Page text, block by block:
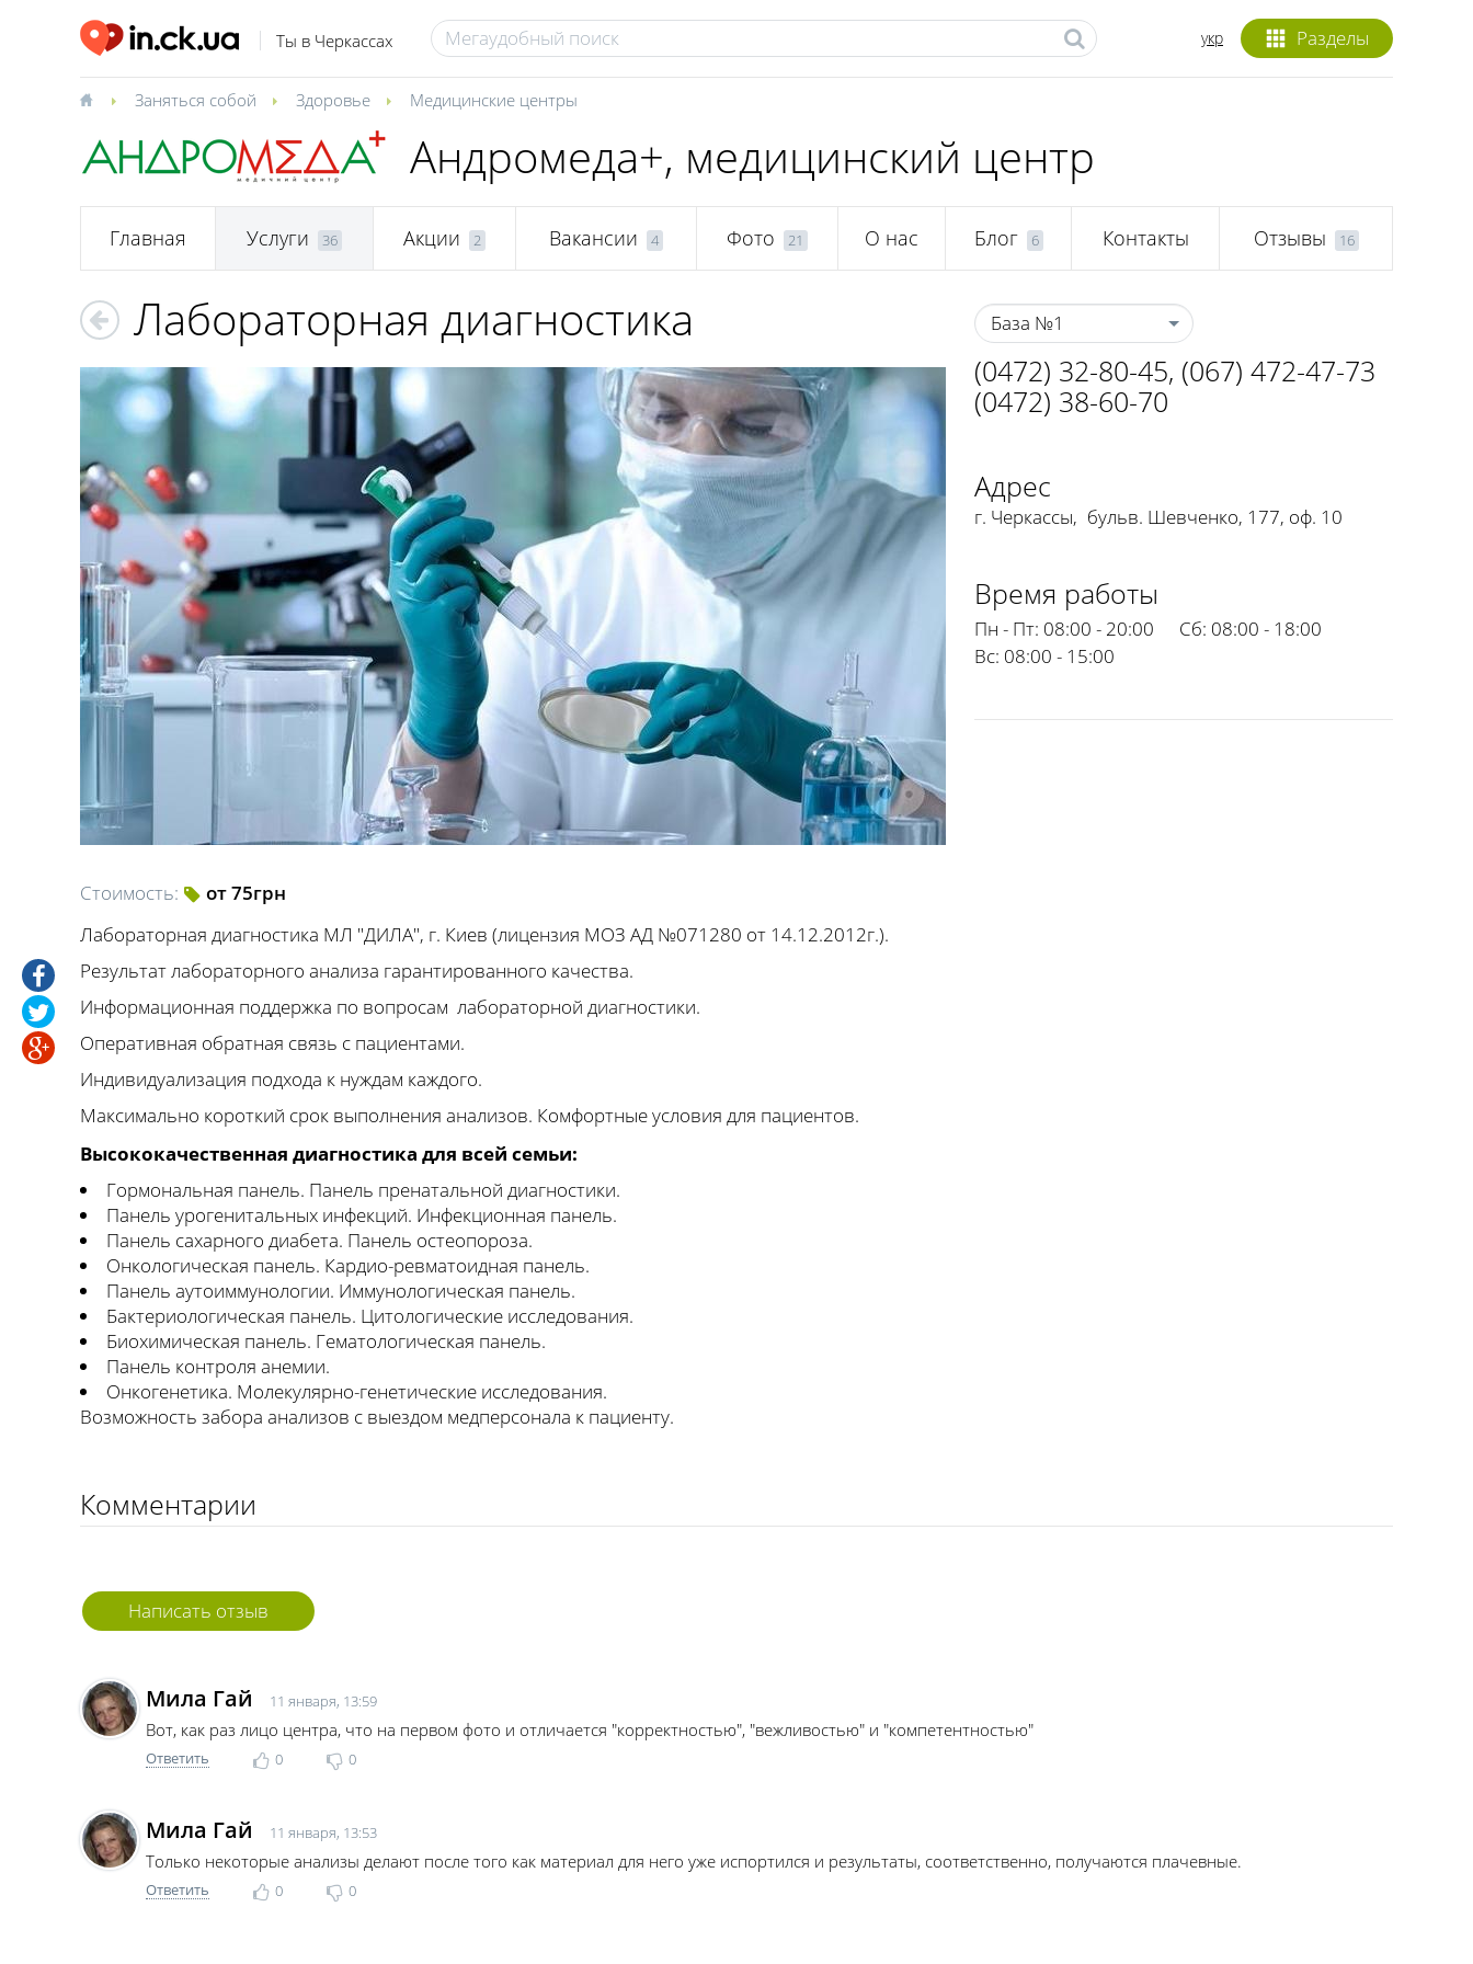
Ты в Черкассах Разделы
укр
Заняться собой Здоровье Медицинские центры
Андромеда+, медицинский центр
Главная Услуги 36 Акции 2 Вакансии 4 Фото 21 О нас Блог 6 Контакты Отзывы 16
Лабораторная диагностика
Стоимость:
от 75грн
Лабораторная диагностика МЛ "ДИЛА", г. Киев (лицензия МОЗ АД №071280 от 14.12.2012г.).
Результат лабораторного анализа гарантированного качества.
Информационная поддержка по вопросам лабораторной диагностики.
Оперативная обратная связь с пациентами.
Индивидуализация подхода к нуждам каждого.
Максимально короткий срок выполнения анализов. Комфортные условия для пациентов.
Высококачественная диагностика для всей семьи:
Гормональная панель. Панель пренатальной диагностики.
Панель урогенитальных инфекций. Инфекционная панель.
Панель сахарного диабета. Панель остеопороза.
Онкологическая панель. Кардио-ревматоидная панель.
Панель аутоиммунологии. Иммунологическая панель.
Бактериологическая панель. Цитологические исследования.
Биохимическая панель. Гематологическая панель.
Панель контроля анемии.
Онкогенетика. Молекулярно-генетические исследования.
Возможность забора анализов с выездом медперсонала к пациенту.
База №1
(0472) 32-80-45, (067) 472-47-73
(0472) 38-60-70
Адрес
г. Черкассы, бульв. Шевченко, 177, оф. 10
Время работы
Пн - Пт: 08:00 - 20:00 Сб: 08:00 - 18:00
Вс: 08:00 - 15:00
Комментарии
Написать отзыв
Мила Гай 11 января, 13:59
Вот, как раз лицо центра, что на первом фото и отличается "корректностью", "вежливостью" и "компетентностью"
Ответить 0 0
Мила Гай 11 января, 13:53
Только некоторые анализы делают после того как материал для него уже испортился и результаты, соответственно, получаются плачевные.
Ответить 0 0